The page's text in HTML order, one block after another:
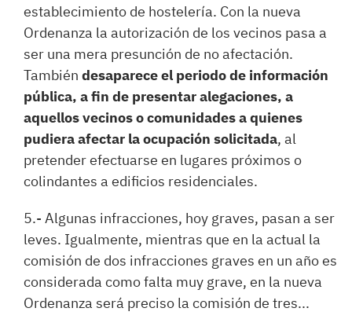
establecimiento de hostelería. Con la nueva
Ordenanza la autorización de los vecinos pasa a
ser una mera presunción de no afectación.
También desaparece el periodo de información
pública, a fin de presentar alegaciones, a
aquellos vecinos o comunidades a quienes
pudiera afectar la ocupación solicitada, al
pretender efectuarse en lugares próximos o
colindantes a edificios residenciales.
5.- Algunas infracciones, hoy graves, pasan a ser
leves. Igualmente, mientras que en la actual la
comisión de dos infracciones graves en un año es
considerada como falta muy grave, en la nueva
Ordenanza será preciso la comisión de tres...